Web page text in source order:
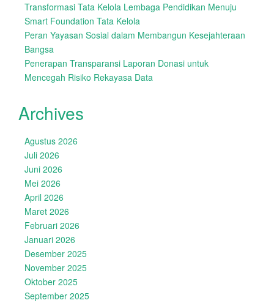
Transformasi Tata Kelola Lembaga Pendidikan Menuju
Smart Foundation Tata Kelola
Peran Yayasan Sosial dalam Membangun Kesejahteraan
Bangsa
Penerapan Transparansi Laporan Donasi untuk
Mencegah Risiko Rekayasa Data
Archives
Agustus 2026
Juli 2026
Juni 2026
Mei 2026
April 2026
Maret 2026
Februari 2026
Januari 2026
Desember 2025
November 2025
Oktober 2025
September 2025